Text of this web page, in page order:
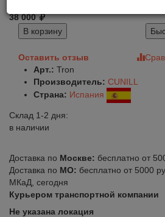
38 000
В корзину
Оставить отзыв
Арт.: Tron
Производитель: CUNILL
Страна: Испания
Склад 1-2 дня:
в наличии
Доставка по Москве: бесплатно от
Доставка по МО: бесплатно от 5000
МКаД, сегодня
Курьером транспортной компании
Не указана локация